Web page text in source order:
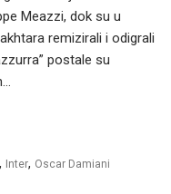
Meazzi, dok su u
remizirali i odigrali
postale su
, Inter, Oscar Damiani